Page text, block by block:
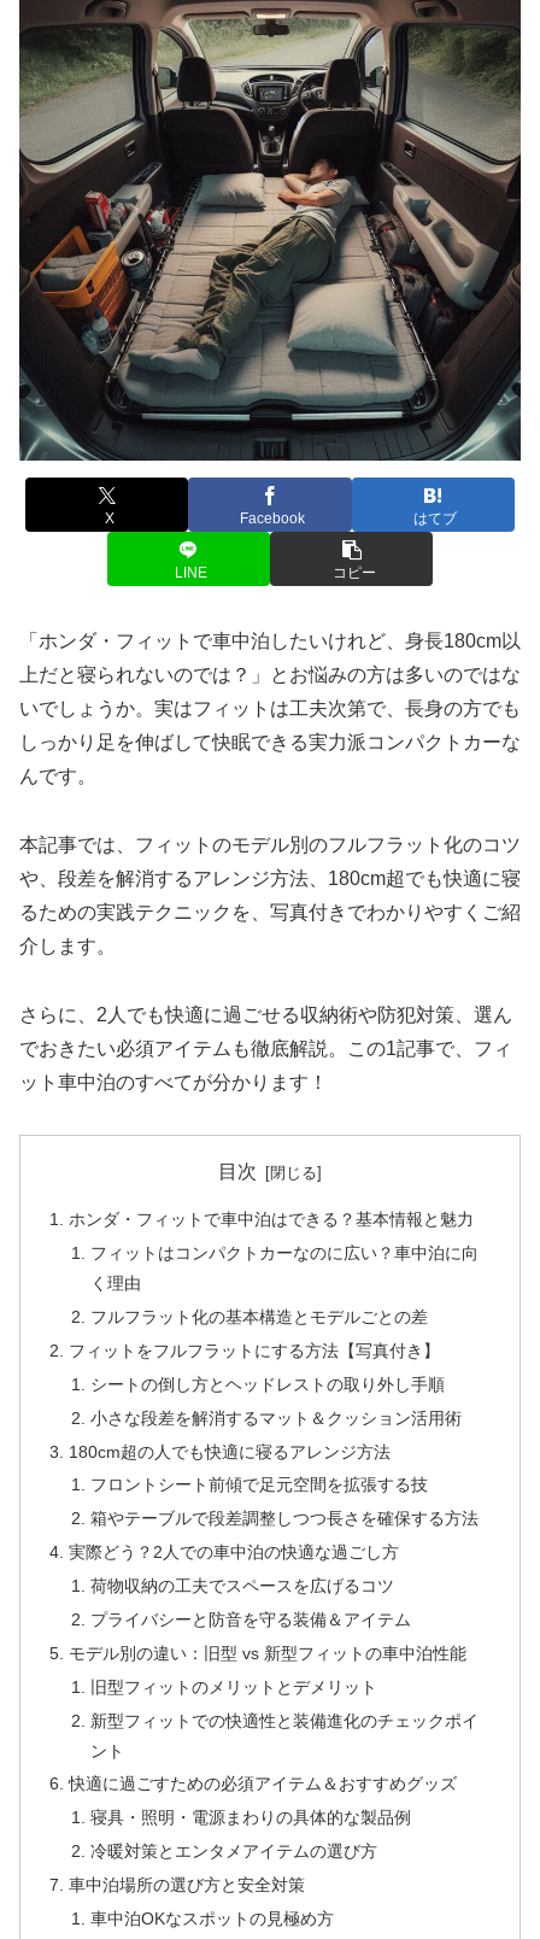
X Facebook はてブ
LINE コピー
「ホンダ・フィットで車中泊したいけれど、身長180cm以
上だと寝られないのでは？」とお悩みの方は多いのではな
いでしょうか。実はフィットは工夫次第で、長身の方でも
しっかり足を伸ばして快眠できる実力派コンパクトカーな
んです。
本記事では、フィットのモデル別のフルフラット化のコツ
や、段差を解消するアレンジ方法、180cm超でも快適に寝
るための実践テクニックを、写真付きでわかりやすくご紹
介します。
さらに、2人でも快適に過ごせる収納術や防犯対策、選ん
でおきたい必須アイテムも徹底解説。この1記事で、フィ
ット車中泊のすべてが分かります！
目次
ホンダ・フィットで車中泊はできる？基本情報と魅力
フィットはコンパクトカーなのに広い？車中泊に向
く理由
フルフラット化の基本構造とモデルごとの差
フィットをフルフラットにする方法【写真付き】
シートの倒し方とヘッドレストの取り外し手順
小さな段差を解消するマット＆クッション活用術
180cm超の人でも快適に寝るアレンジ方法
フロントシート前傾で足元空間を拡張する技
箱やテーブルで段差調整しつつ長さを確保する方法
実際どう？2人での車中泊の快適な過ごし方
荷物収納の工夫でスペースを広げるコツ
プライバシーと防音を守る装備＆アイテム
モデル別の違い：旧型 vs 新型フィットの車中泊性能
旧型フィットのメリットとデメリット
新型フィットでの快適性と装備進化のチェックポイ
ント
快適に過ごすための必須アイテム＆おすすめグッズ
寝具・照明・電源まわりの具体的な製品例
冷暖対策とエンタメアイテムの選び方
車中泊場所の選び方と安全対策
車中泊OKなスポットの見極め方